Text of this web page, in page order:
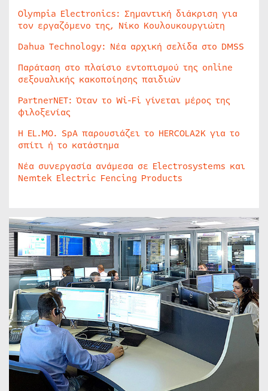
Olympia Electronics: Σημαντική διάκριση για
τον εργαζόμενο της, Νίκο Κουλουκουργιώτη
Dahua Technology: Νέα αρχική σελίδα στο DMSS
Παράταση στο πλαίσιο εντοπισμού της online
σεξουαλικής κακοποίησης παιδιών
PartnerNET: Όταν το Wi-Fi γίνεται μέρος της
φιλοξενίας
Η EL.MO. SpA παρουσιάζει το HERCOLA2K για το
σπίτι ή το κατάστημα
Νέα συνεργασία ανάμεσα σε Electrosystems και
Nemtek Electric Fencing Products